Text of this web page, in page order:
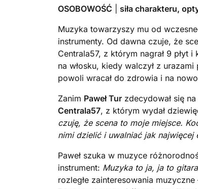
OSOBOWOŚĆ
siła charakteru,
Muzyka towarzyszy mu od
instrumenty. Od dawna czuje, że
Centrala57, z którym nagrał 9 płyt
na włosku, kiedy walczył z
powoli wracał do zdrowia i na
Zanim Paweł Tur zdecydował się
Centrala57, z którym wydał
czuję, że scena to moje miejsce.
nimi dzielić i uwalniać jak najwięcej
Paweł szuka w muzyce
instrument: Muzyka to ja, ja to gitara
rozległe zainteresowania